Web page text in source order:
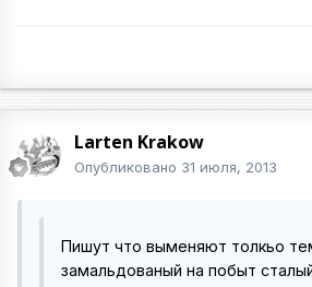
Larten Krakow
Опубликовано 31 июля, 2013
Пишут что выменяют толкьо
замальдованый на побыт